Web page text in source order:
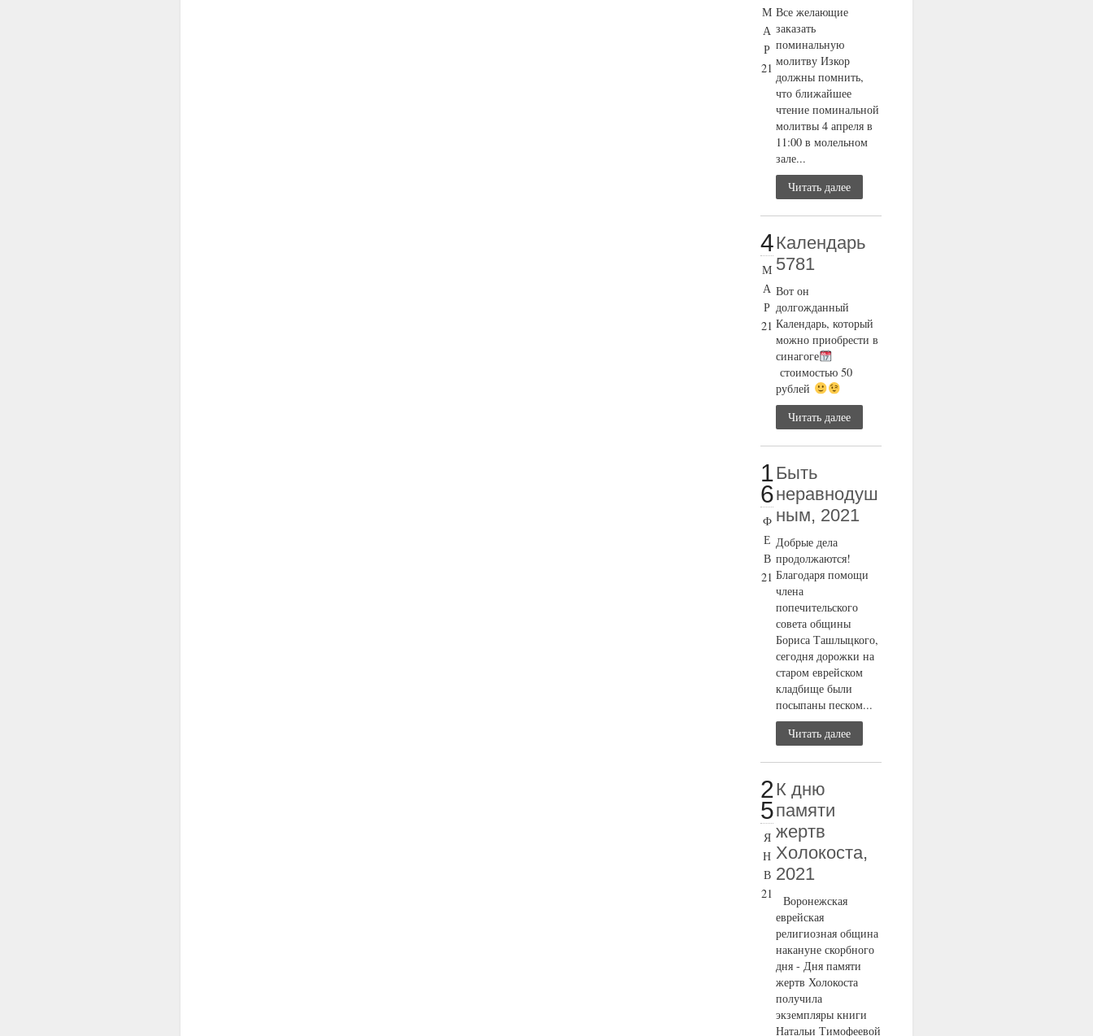
М
А
Р
21
Все желающие
заказать
поминальную
молитву Изкор
должны помнить,
что ближайшее
чтение поминальной
молитвы 4 апреля в
11:00 в молельном
зале...
Читать далее
4
М
А
Р
21
Календарь
5781
Вот он
долгожданный
Календарь, который
можно приобрести в
синагоге
стоимостью 50
рублей
Читать далее
1
6
Ф
Е
В
21
Быть
неравнодуш
ным, 2021
Добрые дела
продолжаются!
Благодаря помощи
члена
попечительского
совета общины
Бориса Ташлыцкого,
сегодня дорожки на
старом еврейском
кладбище были
посыпаны песком...
Читать далее
2
5
Я
Н
В
21
К дню
памяти
жертв
Холокоста,
2021
Воронежская
еврейская
религиозная община
накануне скорбного
дня - Дня памяти
жертв Холокоста
получила
экземпляры книги
Натальи Тимофеевой